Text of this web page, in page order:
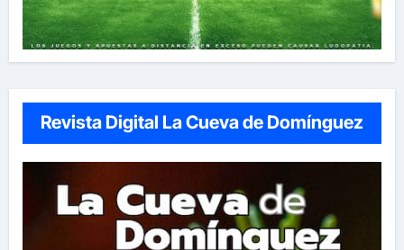
Revista Digital La Cueva de Domínguez